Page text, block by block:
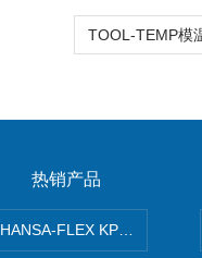
热销产品
HANSA-FLEX KP100P紧凑